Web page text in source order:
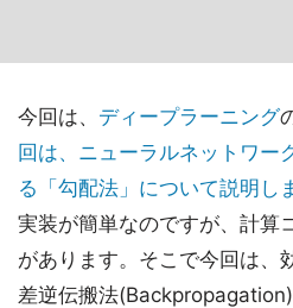
今回は、 ディープラーニング
回は、ニューラルネットワー
る「勾配法」について説明し
実装が簡単なのですが、計算
があります。そこで今回は、
差逆伝搬法